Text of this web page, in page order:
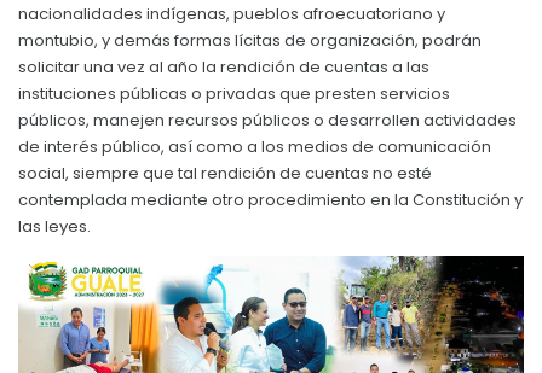
Convocatorias
GESTIÓN ADMINISTRATIVA
Plan de desarrollo y Ordenamiento Territorial -
Plan Anual Contratación - PAC
Plan Operativo Anual - POA
PRESUPUESTO: EJECUCIÓN Y REPORTES
Cédulas presupuestarias y balances
nacionalidades indígenas, pueblos afroecuatoriano y
montubio, y demás formas lícitas de organización, podrán
solicitar una vez al año la rendición de cuentas a las
instituciones públicas o privadas que presten servicios
públicos, manejen recursos públicos o desarrollen actividades
de interés público, así como a los medios de comunicación
social, siempre que tal rendición de cuentas no esté
contemplada mediante otro procedimiento en la Constitución y
las leyes.